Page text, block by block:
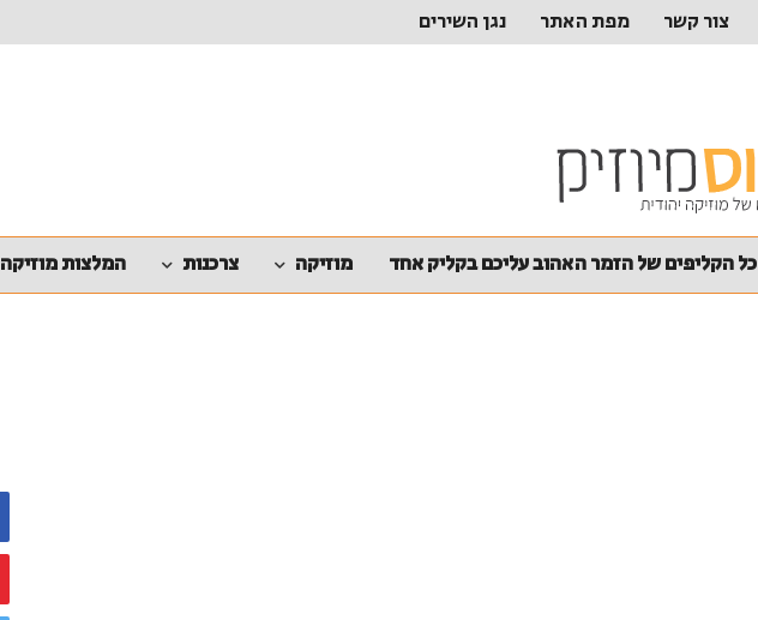
צור קשר מפת האתר נגן השירים
כל הקליפים של הזמר האהוב עליכם בקליק אחד מוזיקה צרכנות המלצות מוזיקה